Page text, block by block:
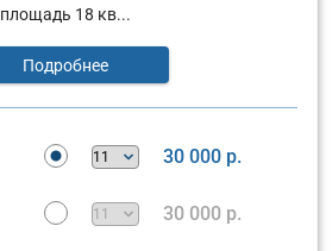
площадь 18 кв...
Подробнее
30 000 р.
30 000 р.